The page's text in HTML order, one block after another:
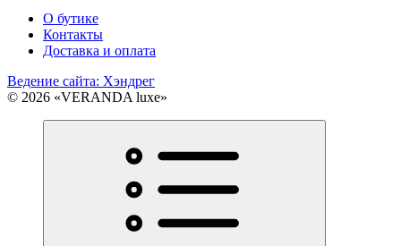
О бутике
Контакты
Доставка и оплата
Ведение сайта: Хэндрег
© 2026 «VERANDA luxe»